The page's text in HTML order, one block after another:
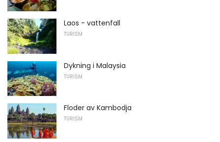
Laos - vattenfall
TURISM
Dykning i Malaysia
TURISM
Floder av Kambodja
TURISM